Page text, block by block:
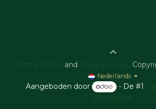
Terms of Use and Privacy Policy .
Nederlands
Aangeboden door - De #1
commerce